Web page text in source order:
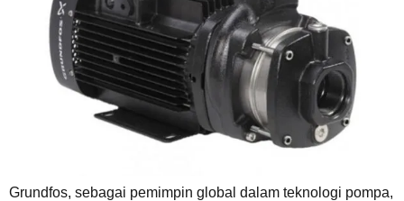
Grundfos, sebagai pemimpin global dalam teknologi pompa,